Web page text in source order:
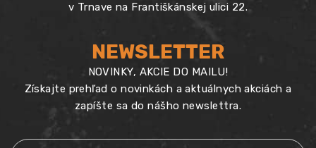
v Trnave na Františkánskej ulici 22.
NEWSLETTER
NOVINKY, AKCIE DO MAILU!
Získajte prehľad o novinkách a aktuálnych akciách a
zapíšte sa do nášho newslettra.